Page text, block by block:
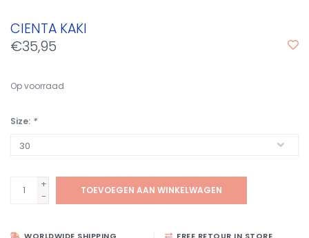
CIENTA KAKI
€35,95
Op voorraad
Size: *
+
-
TOEVOEGEN AAN WINKELWAGEN